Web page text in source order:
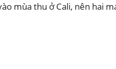
mùa thu ở Cali, nên hai